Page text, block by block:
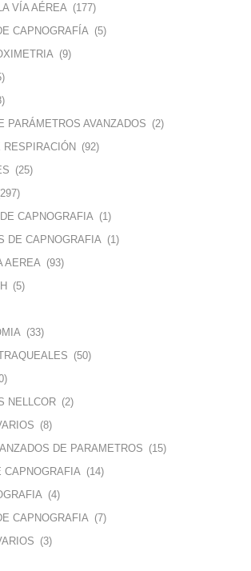
VÍA AÉREA (177)
CAPNOGRAFÍA (5)
(9)
PARÁMETROS AVANZADOS (2)
(92)
(25)
CAPNOGRAFIA (1)
DE CAPNOGRAFIA (1)
AEREA
(93)
(5)
(33)
(50)
NELLCOR (2)
(8)
DE PARAMETROS (15)
CAPNOGRAFIA (14)
(4)
CAPNOGRAFIA (7)
(3)